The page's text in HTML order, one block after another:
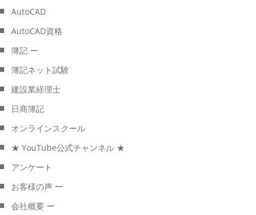
AutoCAD
AutoCAD資格
簿記 ー
簿記ネット試験
建設業経理士
日商簿記
オンラインスクール
★ YouTube公式チャンネル ★
アンケート
お客様の声 ー
会社概要 ー